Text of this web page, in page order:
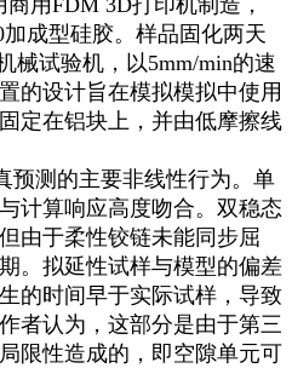
用FDM 3D打印机制造，
成型硅胶。样品固化两天
械试验机，以5mm/min的速
的设计旨在模拟模拟中使用
定在铝块上，并由低摩擦线
测的主要非线性行为。单
计算响应高度吻合。双稳态
由于柔性铰链未能同步屈
。拟延性试样与模型的偏差
的时间早于实际试样，导致
者认为，这部分是由于第三
限性造成的，即空隙单元可